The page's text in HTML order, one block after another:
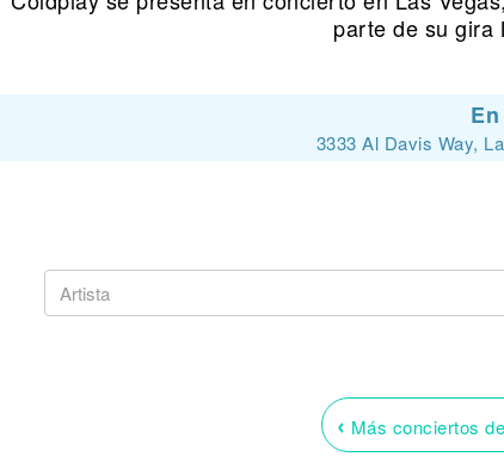
parte de su gira
3333 Al Davis Way,
‹ Más conciertos